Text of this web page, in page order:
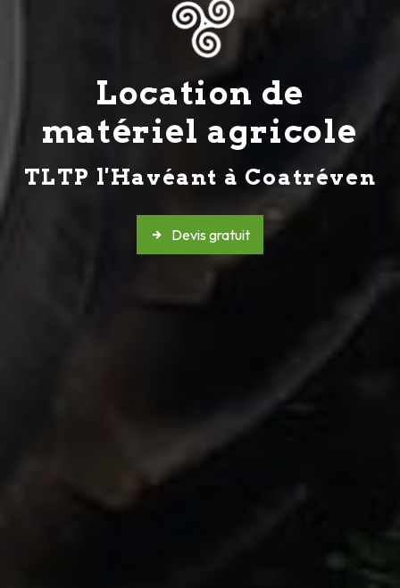
Location de
matériel agricole
TLTP l'Havéant à Coatréven
Devis gratuit